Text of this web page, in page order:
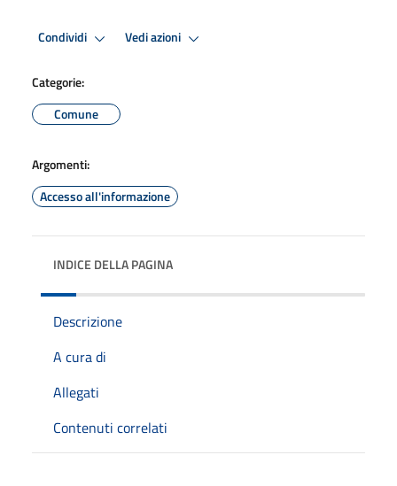
Condividi Vedi azioni
Categorie:
Comune
Argomenti:
Accesso all'informazione
INDICE DELLA PAGINA
Descrizione
A cura di
Allegati
Contenuti correlati